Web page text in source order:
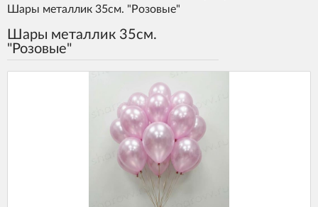
Шары металлик 35см. "Розовые"
Шары металлик 35см.
"Розовые"